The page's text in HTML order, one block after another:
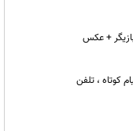
+ عکس
کوتاه ، تلفن